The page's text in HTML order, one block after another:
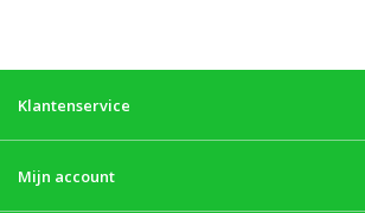
Klantenservice
Mijn account